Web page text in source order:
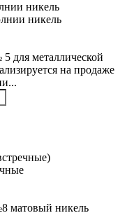
никель
для металлической
на продаже
матовый никель